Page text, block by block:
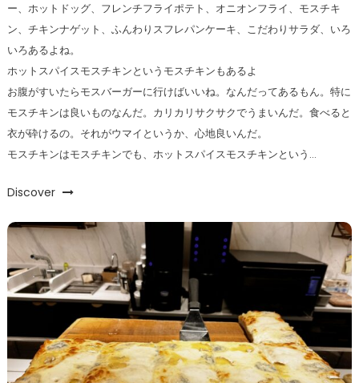
ー、ホットドッグ、フレンチフライポテト、オニオンフライ、モスチキ
ン、チキンナゲット、ふんわりスフレパンケーキ、こだわりサラダ、いろ
いろあるよね。
ホットスパイスモスチキンというモスチキンもあるよ
お腹がすいたらモスバーガーに行けばいいね。なんだってあるもん。特に
モスチキンは良いものなんだ。カリカリサクサクでうまいんだ。食べると
衣が砕けるの。それがウマイというか、心地良いんだ。
モスチキンはモスチキンでも、ホットスパイスモスチキンという…
Discover